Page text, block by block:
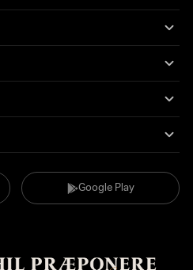
Google Play